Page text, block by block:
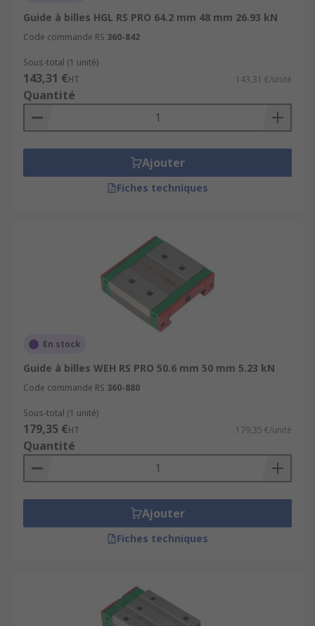
Guide à billes HGL RS PRO 64.2 mm 48 mm 26.93 kN
Code commande RS 360-842
Sous-total (1 unité)
143,31 €HT 143,31 €/unité
Quantité
Ajouter
Fiches techniques
En stock
Guide à billes WEH RS PRO 50.6 mm 50 mm 5.23 kN
Code commande RS 360-880
Sous-total (1 unité)
179,35 €HT 179,35 €/unité
Quantité
Ajouter
Fiches techniques